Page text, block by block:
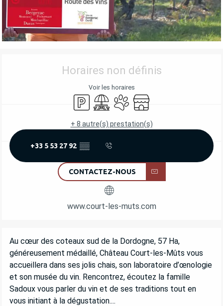
OUVERTURE ET COORDONNÉES
Horaires non définis
Voir les horaires
ParkingAire de pique nique
Animaux acceptés
Boutique
+ 8 autre(s) prestation(s)
+33 5 53 27 92 ▒▒
CONTACTEZ-NOUS
www.court-les-muts.com
DESCRIPTION
Au cœur des coteaux sud de la Dordogne, 57 Ha,
généreusement médaillé, Château Court-les-Mûts vous
accueillera dans ses jolis chais, son laboratoire d’œnologie
et son musée du vin. Rencontrez, écoutez la famille
Sadoux vous parler du vin et de ses traditions tout en
vous initiant à la dégustation....